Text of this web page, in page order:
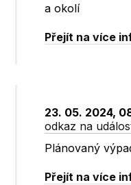
a okolí
Přejít na více
23. 05. 2024,
odkaz na
Plánovaný
Přejít na více